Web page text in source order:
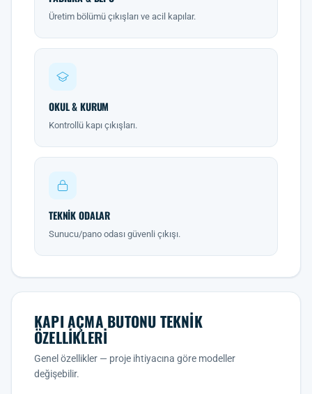
Üretim bölümü çıkışları ve acil kapılar.
OKUL & KURUM
Kontrollü kapı çıkışları.
TEKNIK ODALAR
Sunucu/pano odası güvenli çıkışı.
KAPI AÇMA BUTONU TEKNIK
ÖZELLIKLERI
Genel özellikler — proje ihtiyacına göre modeller
değişebilir.